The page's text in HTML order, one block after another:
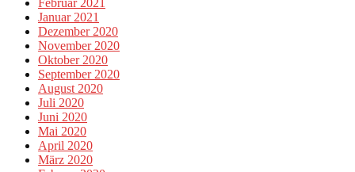
Januar 2021
Dezember 2020
November 2020
Oktober 2020
September 2020
August 2020
Juli 2020
Juni 2020
Mai 2020
April 2020
März 2020